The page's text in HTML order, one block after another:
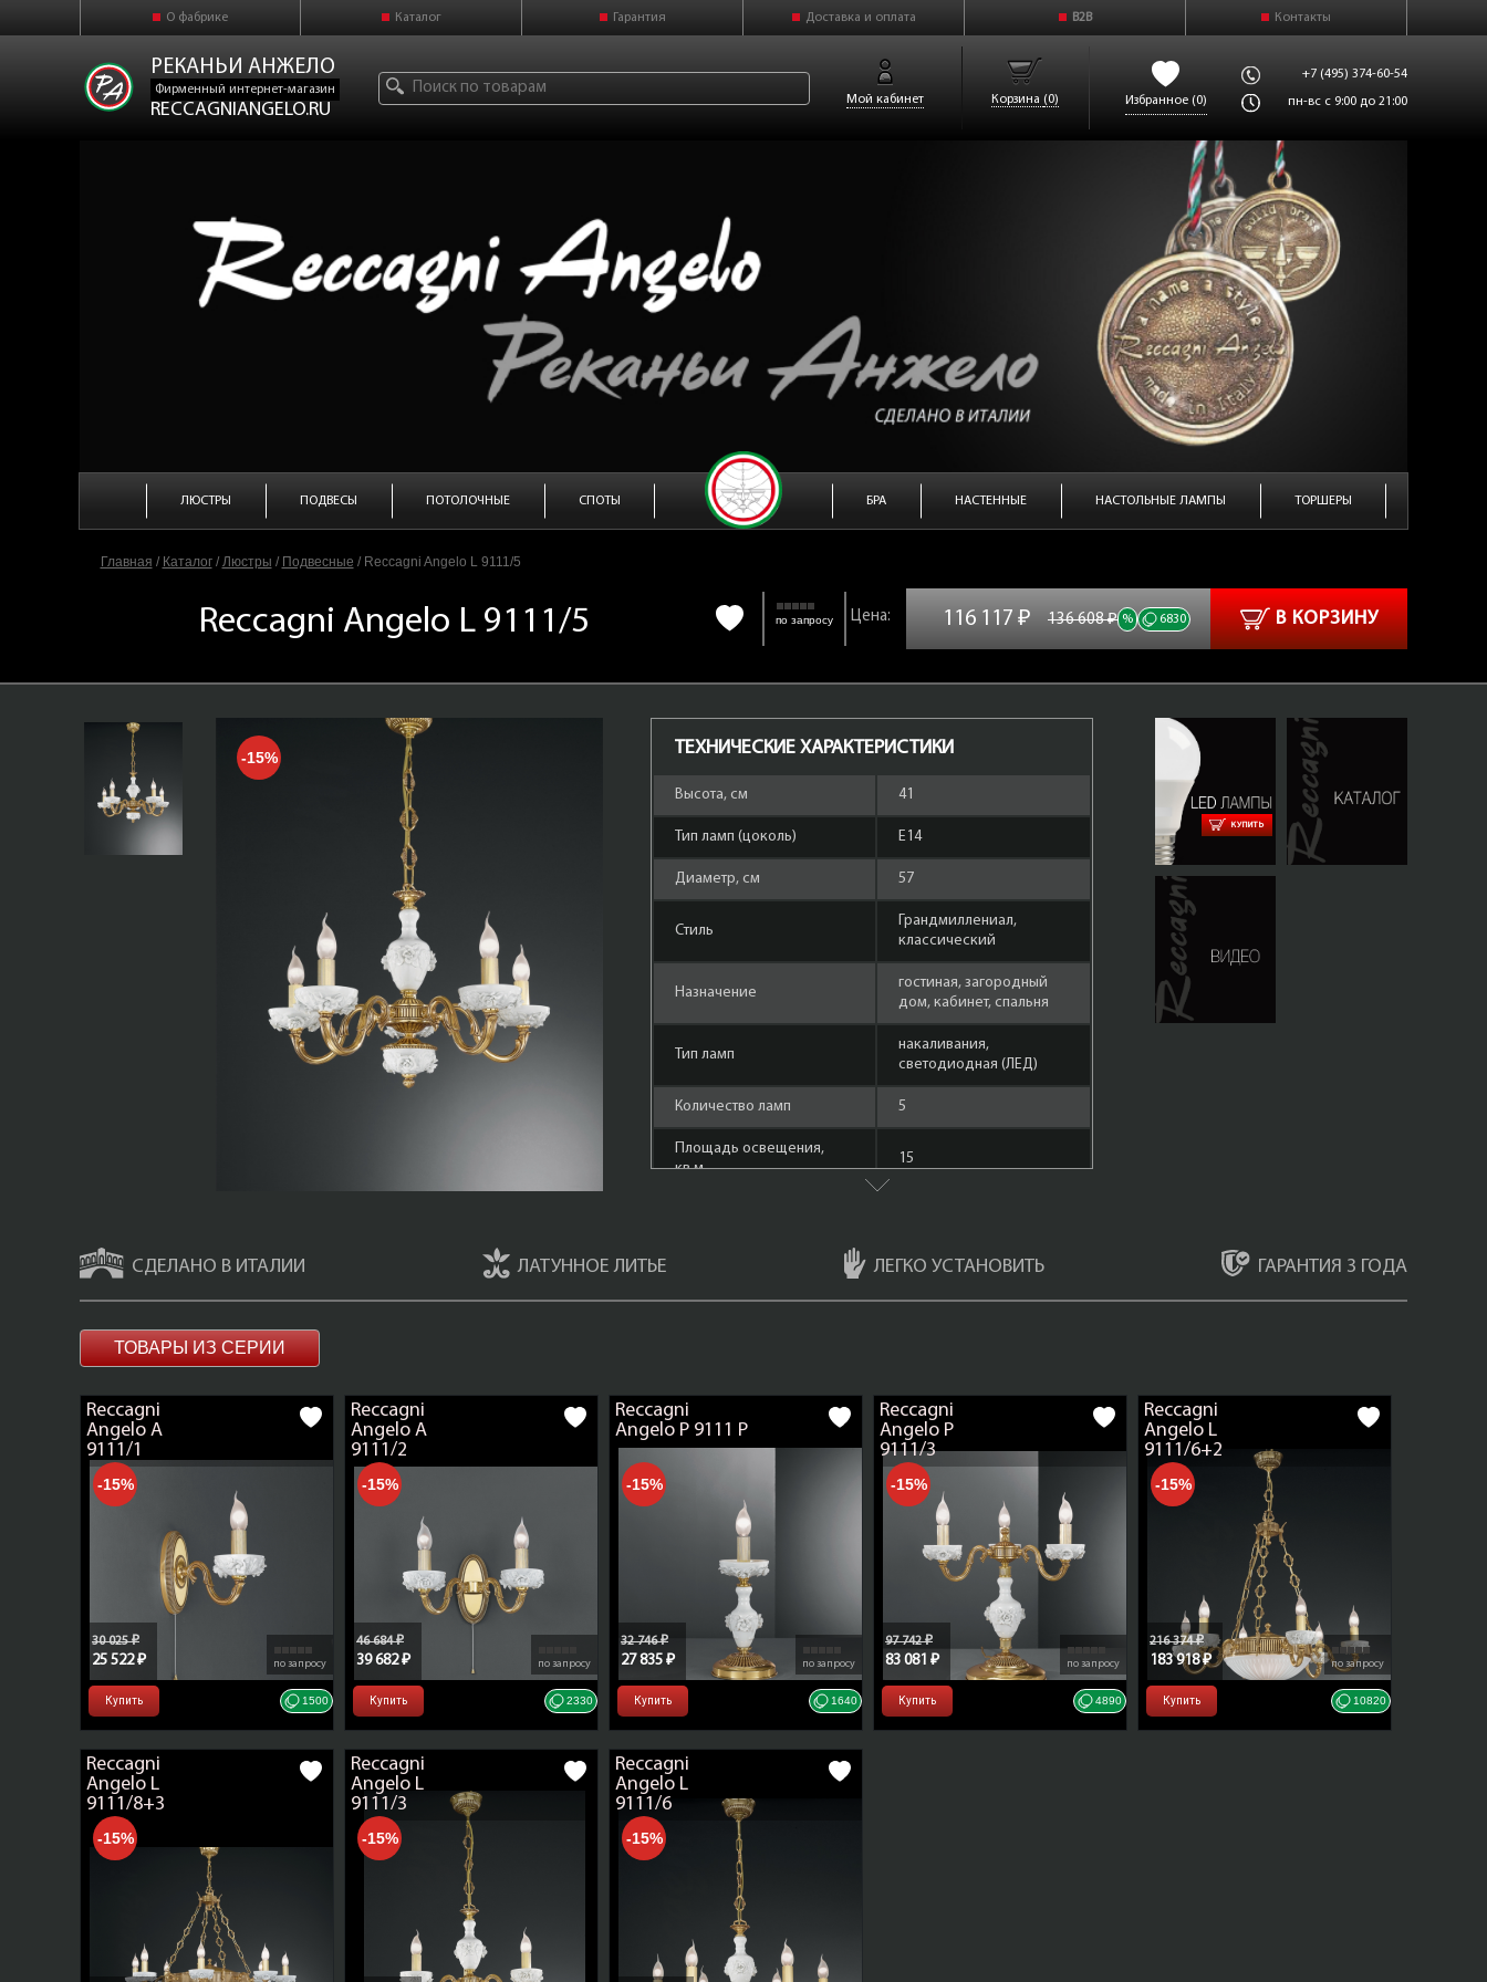
О фабрике Каталог Гарантия Доставка и оплата B2B Контакты
РЕКАНЬИ АНЖЕЛО
Фирменный интернет-магазин
RECCAGNIANGELO.RU Мой кабинет Корзина (0) Избранное (0)
+7 (495) 374-60-54
пн-вс с 9:00 до 21:00
ЛЮСТРЫ ПОДВЕСЫ ПОТОЛОЧНЫЕ СПОТЫ БРА НАСТЕННЫЕ НАСТОЛЬНЫЕ ЛАМПЫ ТОРШЕРЫ
Главная / Каталог/ Люстры / Подвесные / Reccagni Angelo L 9111/5
Reccagni Angelo L 9111/5 по запросу 116 117 ₽ 136 608 ₽ % 6830 В КОРЗИНУ
-15% ТЕХНИЧЕСКИЕ ХАРАКТЕРИСТИКИ
Высота, см 41
Тип ламп (цоколь) Е14
Диаметр, см 57
Стиль
Грандмиллениал,
классический
Назначение
гостиная, загородный
дом, кабинет, спальня
Тип ламп
накаливания,
cветодиодная (ЛЕД)
Количество ламп 5
Площадь освещения,
кв.м.
15
Направление плафонов/
абажуров
вверх
Фарфор
Цвет декоративных
элементов
белый
Производитель, фабрика Reccagni Angelo
Страна производства Италия
ТН ВЭД ЕАЭС 9405 10 910 9
КУПИТЬ
СДЕЛАНО В ИТАЛИИ ЛАТУННОЕ ЛИТЬЕ ЛЕГКО УСТАНОВИТЬ ГАРАНТИЯ 3 ГОДА
ТОВАРЫ ИЗ СЕРИИ
-15%
Reccagni
Angelo A
9111/1
30 025 ₽
25 522 ₽ по запросу
Купить 1500
-15%
Reccagni
Angelo A
9111/2
46 684 ₽
39 682 ₽ по запросу
Купить 2330
-15%
Reccagni
Angelo P 9111 P
32 746 ₽
27 835 ₽ по запросу
Купить 1640
-15%
Reccagni
Angelo P
9111/3
97 742 ₽
83 081 ₽ по запросу
Купить 4890
-15%
Reccagni
Angelo L
9111/6+2
216 374 ₽
183 918 ₽ по запросу
Купить 10820
-15%
Reccagni
Angelo L
9111/8+3
-15%
Reccagni
Angelo L
9111/3
-15%
Reccagni
Angelo L
9111/6